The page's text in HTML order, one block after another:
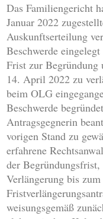
Das Familiengericht
Januar 2022
Auskunftserteilung
Beschwerde
Frist zur Begründung
14. April 2022 zu
beim OLG
Beschwerde
Antragsgegnerin
vorigen Stand zu
erfahrene
der
Verlängerung bis
weisungsgemäß